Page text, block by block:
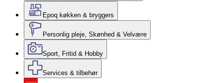
Epoq køkken & bryggers
Personlig pleje, Skønhed & Velvære
Sport, Fritid & Hobby
Services & tilbehør